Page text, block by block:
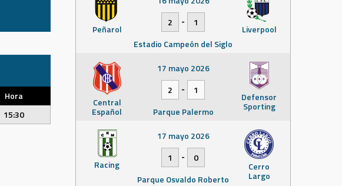
Hora
15:30
Peñarol Liverpool
2
-
1
Estadio Campeón del Siglo
Central
Español
Defensor
Sporting
17 mayo 2026
2
-
1
Parque Palermo
Racing Cerro
Largo
17 mayo 2026
1
-
0
Parque Osvaldo Roberto